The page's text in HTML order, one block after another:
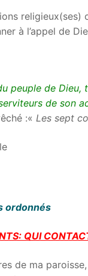
religieux(ses)
à l’appel de
peuple de
de son
:« Les sept
ordonnés
QUI
de ma paroisse,